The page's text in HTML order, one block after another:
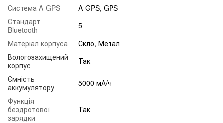
Система A-GPS
A-GPS, GPS
Стандарт
Bluetooth
5
Матеріал корпуса
Скло, Метал
Вологозахищений
корпус
Так
Ємність
аккумулятору
5000 мА/ч
Функція
бездротової
зарядки
Так